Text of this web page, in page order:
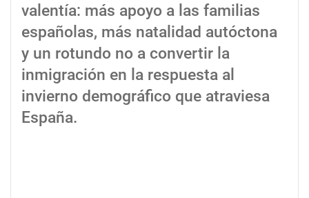
valentía: más apoyo a las familias
españolas, más natalidad autóctona
y un rotundo no a convertir la
inmigración en la respuesta al
invierno demográfico que atraviesa
España.